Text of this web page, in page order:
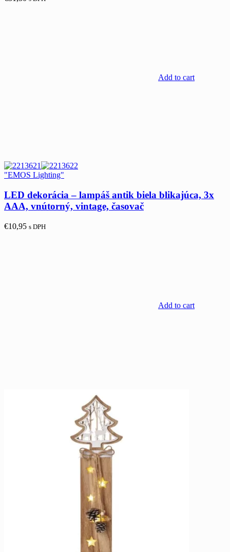
Add to cart
"EMOS Lighting"
LED dekorácia – lampáš antik biela blikajúca, 3x
AAA, vnútorný, vintage, časovač
€10,95 s DPH
Add to cart